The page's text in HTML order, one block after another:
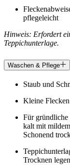
pflegeleicht
Hinweis: Erfordert
Teppichunterlage.
Waschen & Pflege
Staub und
Kleine
Für gründliche
kalt mit
Schonend
Trocknen